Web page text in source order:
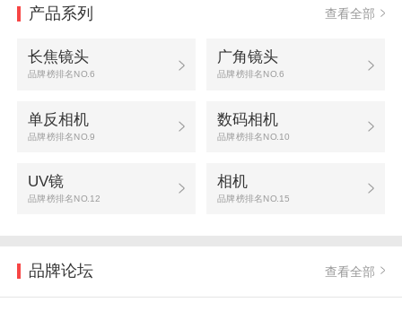
产品系列 查看全部
长焦镜头
品牌榜排名NO.6
广角镜头
品牌榜排名NO.6
单反相机
品牌榜排名NO.9
数码相机
品牌榜排名NO.10
UV镜
品牌榜排名NO.12
相机
品牌榜排名NO.15
品牌论坛 查看全部